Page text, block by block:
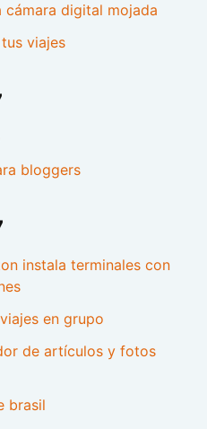
cámara digital mojada
viajes
bloggers
instala terminales con
en grupo
de artículos y fotos
brasil